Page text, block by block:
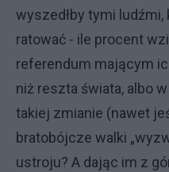
wyszedłby tymi ludźmi,
ratować - ile procent
referendum mającym
niż reszta świata, albo
takiej zmianie (nawet
bratobójcze walki
ustroju? A dając im z